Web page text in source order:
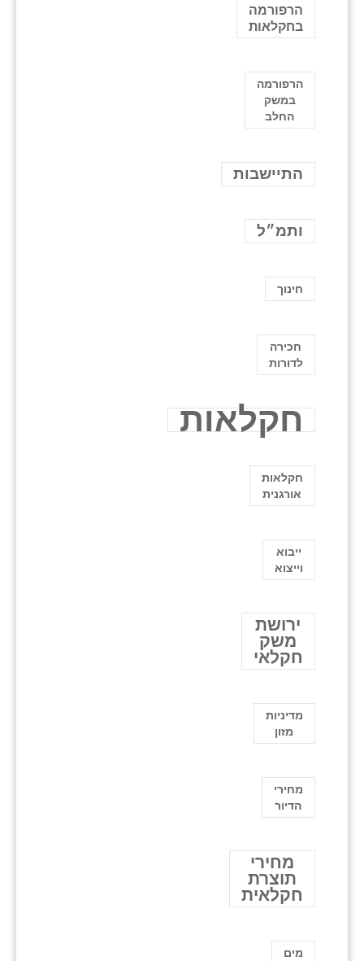
הרפורמה
בחקלאות
הרפורמה
במשק
החלב
התיישבות
ותמ״ל
חינוך
חכירה
לדורות
חקלאות
חקלאות
אורגנית
ייבוא
וייצוא
ירושת
משק
חקלאי
מדיניות
מזון
מחירי
הדיור
מחירי
תוצרת
חקלאית
מים